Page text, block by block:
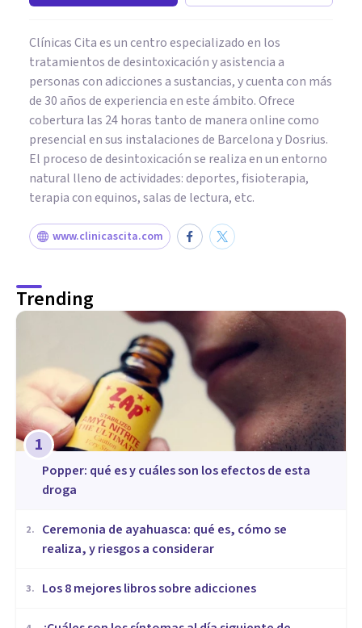
Clínicas Cita es un centro especializado en los
tratamientos de desintoxicación y asistencia a
personas con adicciones a sustancias, y cuenta con más
de 30 años de experiencia en este ámbito. Ofrece
cobertura las 24 horas tanto de manera online como
presencial en sus instalaciones de Barcelona y Dosrius.
El proceso de desintoxicación se realiza en un entorno
natural lleno de actividades: deportes, fisioterapia,
terapia con equinos, salas de lectura, etc.
www.clinicascita.com
Trending
1
Popper: qué es y cuáles son los efectos de esta
droga
2.
Ceremonia de ayahuasca: qué es, cómo se
realiza, y riesgos a considerar
3. Los 8 mejores libros sobre adicciones